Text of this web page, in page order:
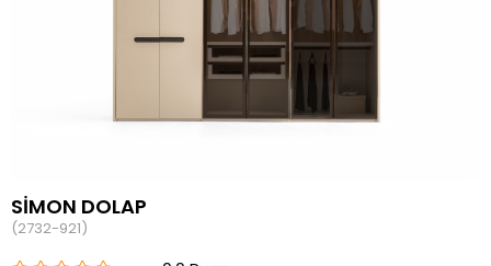
SİMON DOLAP
(2732-921)